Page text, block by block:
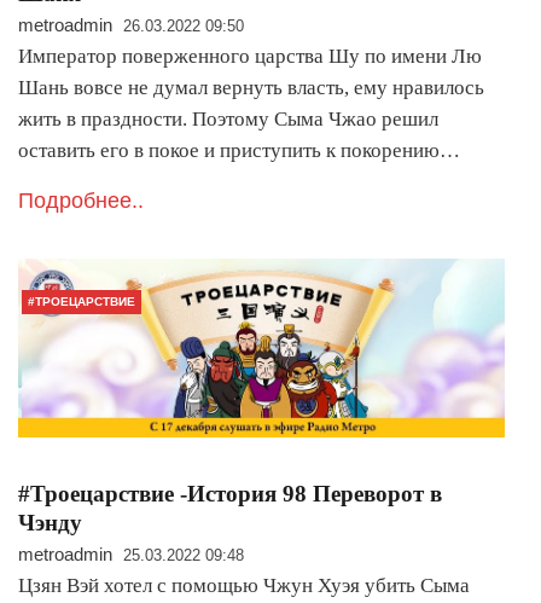
metroadmin 26.03.2022 09:50
Император поверженного царства Шу по имени Лю
Шань вовсе не думал вернуть власть, ему нравилось
жить в праздности. Поэтому Сыма Чжао решил
оставить его в покое и приступить к покорению…
Подробнее..
#ТРОЕЦАРСТВИЕ
#Троецарствие -История 98 Переворот в
Чэнду
metroadmin 25.03.2022 09:48
Цзян Вэй хотел с помощью Чжун Хуэя убить Сыма